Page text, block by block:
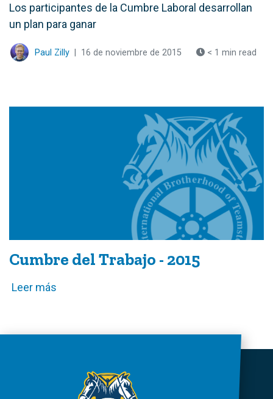
Los participantes de la Cumbre Laboral desarrollan
un plan para ganar
Paul Zilly 16 de noviembre de 2015 < 1 min read
Cumbre del Trabajo - 2015
Leer más